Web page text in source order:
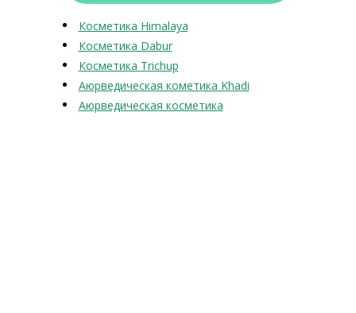
Косметика Himalaya
Косметика Dabur
Косметика Trichup
Аюрведическая кометика Khadi
Аюрведическая косметика